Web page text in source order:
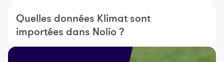
Quelles données Klimat sont
importées dans Nolio ?